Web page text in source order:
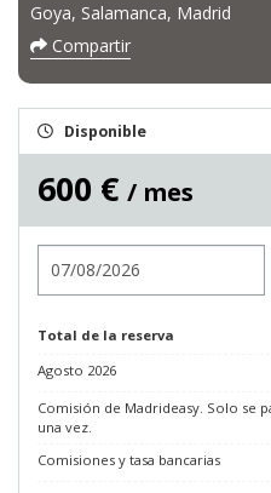
Goya, Salamanca, Madrid
Compartir
Disponible
600 € / mes
Total de la reserva
Agosto 2026
Comisión de Madrideasy. Solo se
una vez.
Comisiones y tasa bancarias